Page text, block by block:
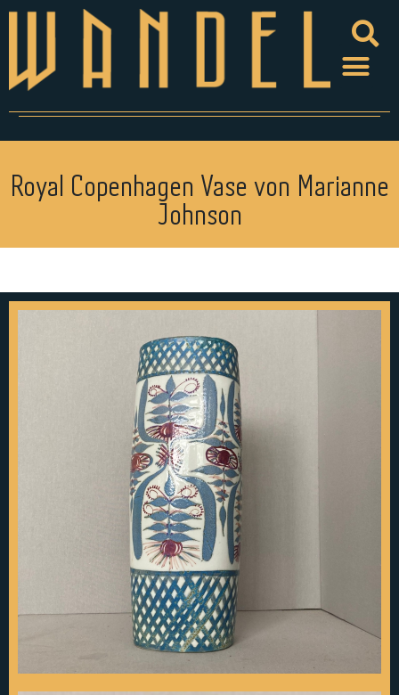
Royal Copenhagen Vase von Marianne
Johnson